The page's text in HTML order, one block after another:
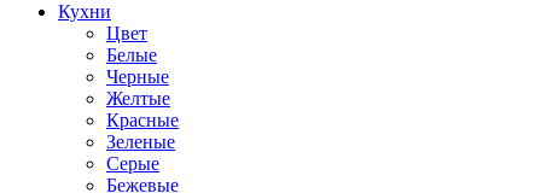
Кухни
Цвет
Белые
Черные
Желтые
Красные
Зеленые
Серые
Бежевые